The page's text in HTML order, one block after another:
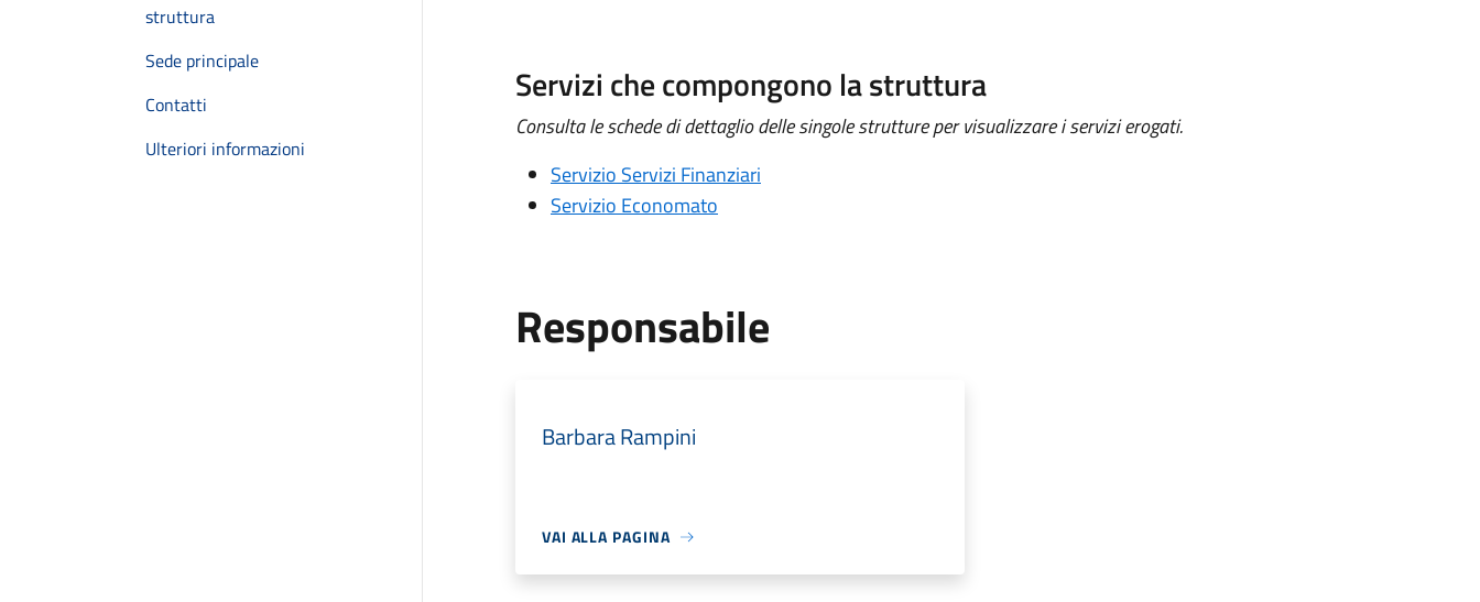
struttura
Sede principale
Contatti
Ulteriori informazioni
Servizi che compongono la struttura
Consulta le schede di dettaglio delle singole strutture per visualizzare i servizi erogati.
Servizio Servizi Finanziari
Servizio Economato
Responsabile
Barbara Rampini
VAI ALLA PAGINA